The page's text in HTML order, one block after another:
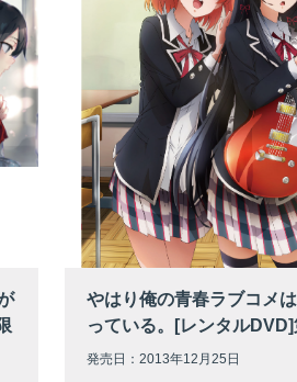
やはり俺の青春ラブコメ
っている。[レンタル
発売日：2013年12月25日